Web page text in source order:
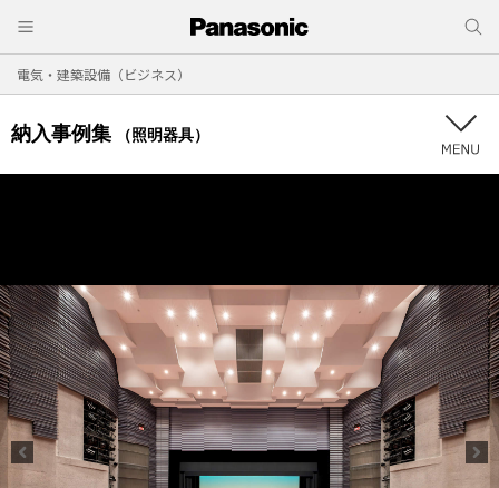
電気・建築設備（ビジネス）
納入事例集 （照明器具）